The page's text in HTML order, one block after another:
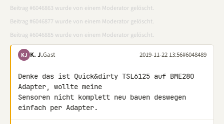
Beitrag #6046863 wurde von einem Moderator gelöscht.
Beitrag #6046877 wurde von einem Moderator gelöscht.
Beitrag #6046885 wurde von einem Moderator gelöscht.
KJ K. J.Gast 2019-11-22 13:56#6048489
Denke das ist Quick&dirty TSL6125 auf BME280
Adapter, wollte meine
Sensoren nicht komplett neu bauen deswegen
einfach per Adapter.